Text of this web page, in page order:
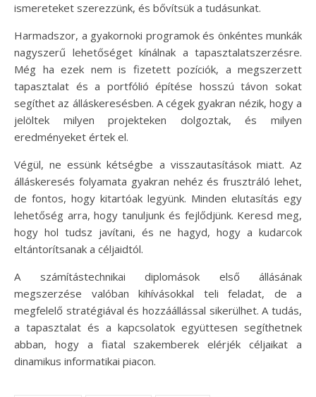
ismereteket szerezzünk, és bővítsük a tudásunkat.
Harmadszor, a gyakornoki programok és önkéntes munkák
nagyszerű lehetőséget kínálnak a tapasztalatszerzésre.
Még ha ezek nem is fizetett pozíciók, a megszerzett
tapasztalat és a portfólió építése hosszú távon sokat
segíthet az álláskeresésben. A cégek gyakran nézik, hogy a
jelöltek milyen projekteken dolgoztak, és milyen
eredményeket értek el.
Végül, ne essünk kétségbe a visszautasítások miatt. Az
álláskeresés folyamata gyakran nehéz és frusztráló lehet,
de fontos, hogy kitartóak legyünk. Minden elutasítás egy
lehetőség arra, hogy tanuljunk és fejlődjünk. Keresd meg,
hogy hol tudsz javítani, és ne hagyd, hogy a kudarcok
eltántorítsanak a céljaidtól.
A számítástechnikai diplomások első állásának
megszerzése valóban kihívásokkal teli feladat, de a
megfelelő stratégiával és hozzáállással sikerülhet. A tudás,
a tapasztalat és a kapcsolatok együttesen segíthetnek
abban, hogy a fiatal szakemberek elérjék céljaikat a
dinamikus informatikai piacon.